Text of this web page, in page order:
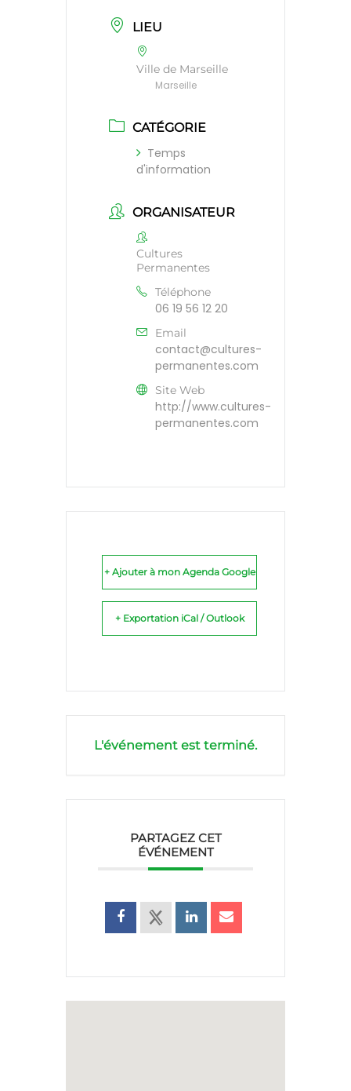
LIEU
Ville de Marseille
Marseille
CATÉGORIE
Temps
d'information
ORGANISATEUR
Cultures
Permanentes
Téléphone
06 19 56 12 20
Email
contact@cultures-
permanentes.com
Site Web
http://www.cultures-
permanentes.com
+ Ajouter à mon Agenda Google
+ Exportation iCal / Outlook
L'événement est terminé.
PARTAGEZ CET
ÉVÉNEMENT